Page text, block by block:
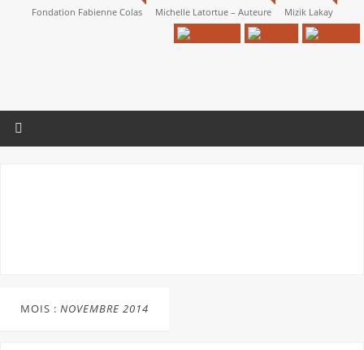
Fondation Fabienne Colas Michelle Latortue – Auteure Mizik Lakay
MOIS : NOVEMBRE 2014